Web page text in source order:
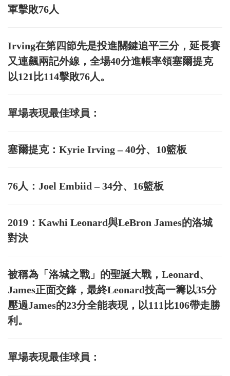
軍擊敗76人
Irving在第四節先是投進關鍵追平三分，延長賽
又連飆兩記外線，全場40分進帳率領塞爾提克
以121比114擊敗76人。
單場表現最佳球員：
塞爾提克：Kyrie Irving – 40分、10籃板
76人：Joel Embiid – 34分、16籃板
2019：Kawhi Leonard與LeBron James的洛城
對決
被稱為「洛城之戰」的聖誕大戰，Leonard、
James正面交鋒，最終Leonard技高一籌以35分
壓過James的23分全能表現，以111比106帶走勝
利。
單場表現最佳球員：